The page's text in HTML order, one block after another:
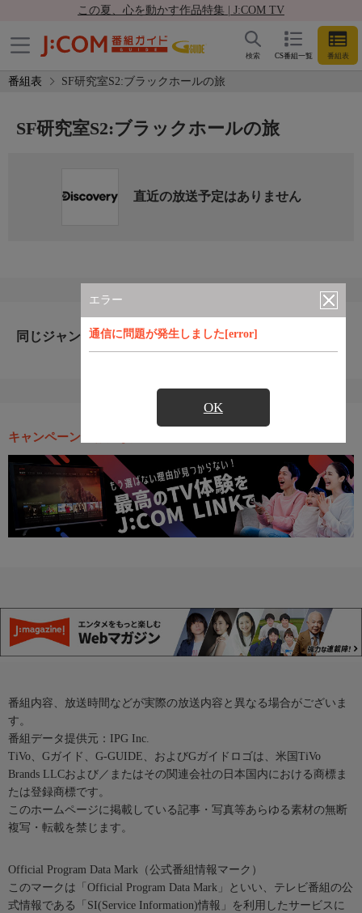
この夏、心を動かす作品特集 | J:COM TV
CS番組一覧 番組表
検索
番組表 SF研究室S2:ブラックホールの旅
エラー
通信に問題が発生しました[error]
OK
SF研究室S2:ブラックホールの旅
直近の放送予定はありません
同じジャンルのおすすめ番組
キャンペーン・お得な情報
番組内容、放送時間などが実際の放送内容と異なる場合がございま
す。
番組データ提供元：IPG Inc.
TiVo、Gガイド、G-GUIDE、およびGガイドロゴは、米国TiVo
Brands LLCおよび／またはその関連会社の日本国内における商標ま
たは登録商標です。
このホームページに掲載している記事・写真等あらゆる素材の無断
複写・転載を禁じます。
Official Program Data Mark（公式番組情報マーク）
このマークは「Official Program Data Mark」といい、テレビ番組の公
式情報である「SI(Service Information)情報」を利用したサービスに